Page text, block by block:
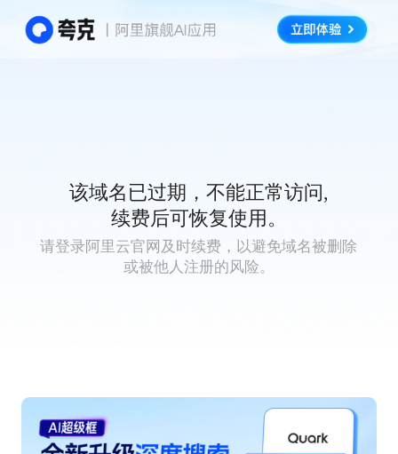
该域名已过期，不能正常访问,
续费后可恢复使用。
请登录阿里云官网及时续费，以避免域名被删除
或被他人注册的风险。